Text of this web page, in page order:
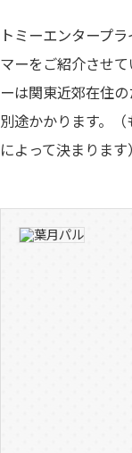
トミーエンタープ
マーをご紹介させ
ーは関東近郊在住
別途かかります。
によって決まります）